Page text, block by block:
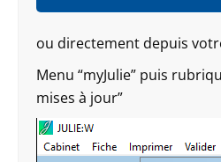
ou directement depuis
Menu “myJulie” puis
mises à jour”